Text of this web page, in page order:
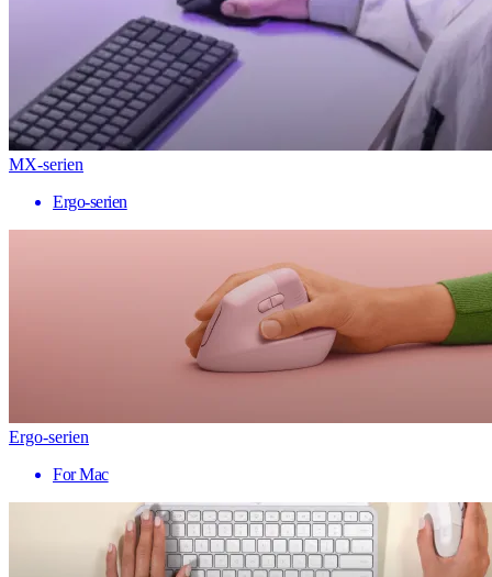
MX-serien
Ergo-serien
Ergo-serien
For Mac